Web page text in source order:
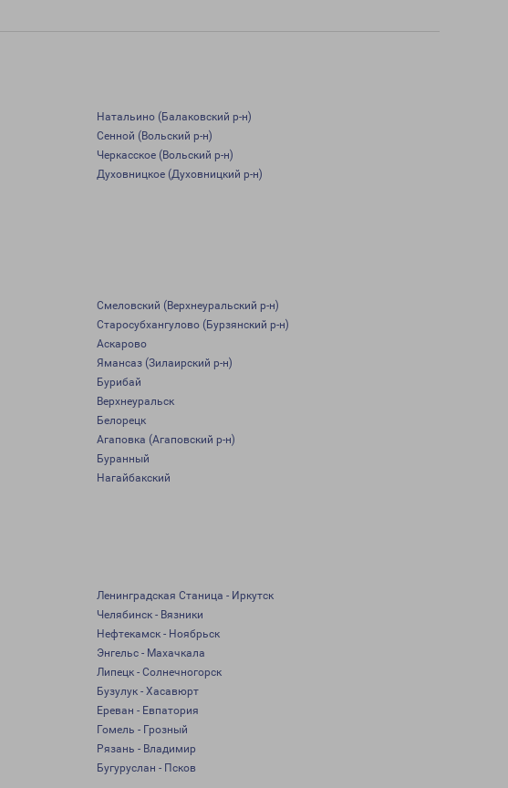
Натальино (Балаковский р-н)
Сенной (Вольский р-н)
Черкасское (Вольский р-н)
Духовницкое (Духовницкий р-н)
Смеловский (Верхнеуральский р-н)
Старосубхангулово (Бурзянский р-н)
Аскарово
Ямансаз (Зилаирский р-н)
Бурибай
Верхнеуральск
Белорецк
Агаповка (Агаповский р-н)
Буранный
Нагайбакский
Ленинградская Станица - Иркутск
Челябинск - Вязники
Нефтекамск - Ноябрьск
Энгельс - Махачкала
Липецк - Солнечногорск
Бузулук - Хасавюрт
Ереван - Евпатория
Гомель - Грозный
Рязань - Владимир
Бугуруслан - Псков